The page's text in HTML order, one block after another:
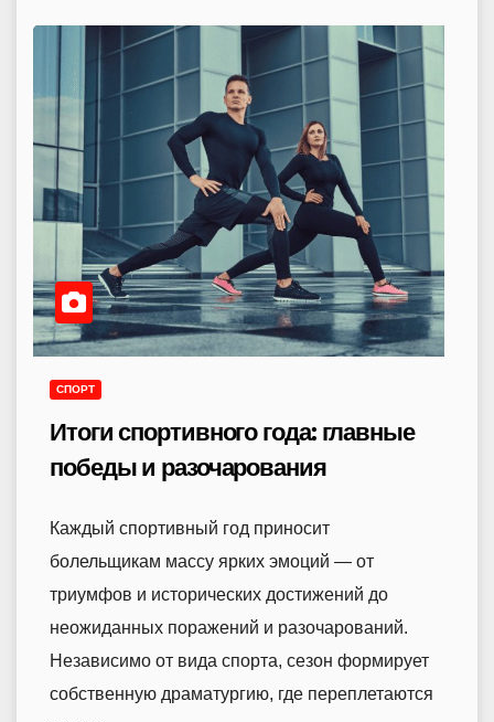
СПОРТ
Итоги спортивного года: главные
победы и разочарования
Каждый спортивный год приносит
болельщикам массу ярких эмоций — от
триумфов и исторических достижений до
неожиданных поражений и разочарований.
Независимо от вида спорта, сезон формирует
собственную драматургию, где переплетаются